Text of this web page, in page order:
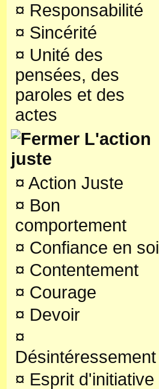
¤ Responsabilité
¤ Sincérité
¤ Unité des
pensées, des
paroles et des
actes
L'action
juste
¤ Action Juste
¤ Bon
comportement
¤ Confiance en soi
¤ Contentement
¤ Courage
¤ Devoir
¤
Désintéressement
¤ Esprit d'initiative